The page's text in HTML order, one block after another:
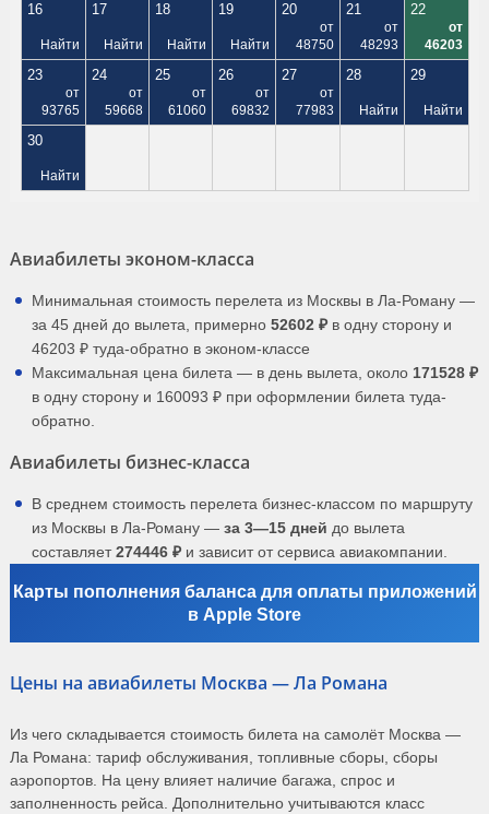
16
Найти
17
Найти
18
Найти
19
Найти
20
от
48750
21
от
48293
22
от
46203
23
от
93765
24
от
59668
25
от
61060
26
от
69832
27
от
77983
28
Найти
29
Найти
30
Найти
Авиабилеты эконом-класса
Минимальная стоимость перелета из Москвы в Ла-Роману —
за 45 дней до вылета, примерно 52602 ₽ в одну сторону и
46203 ₽ туда-обратно в эконом-классе
Максимальная цена билета — в день вылета, около 171528 ₽
в одну сторону и 160093 ₽ при оформлении билета туда-
обратно.
Авиабилеты бизнес-класса
В среднем стоимость перелета бизнес-классом по маршруту
из Москвы в Ла-Роману — за 3—15 дней до вылета
составляет274446 ₽ и зависит от сервиса авиакомпании.
Карты пополнения баланса для оплаты приложений
в Apple Store
Цены на авиабилеты Москва — Ла Романа
Из чего складывается стоимость билета на самолёт Москва —
Ла Романа: тариф обслуживания, топливные сборы, сборы
аэропортов. На цену влияет наличие багажа, спрос и
заполненность рейса. Дополнительно учитываются класс